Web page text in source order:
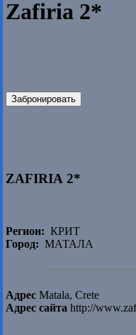
Zafiria 2*
Забронировать
ZAFIRIA 2*
Регион: КРИТ
Город: МАТАЛА
Адрес Matala, Crete
Адрес сайта http://